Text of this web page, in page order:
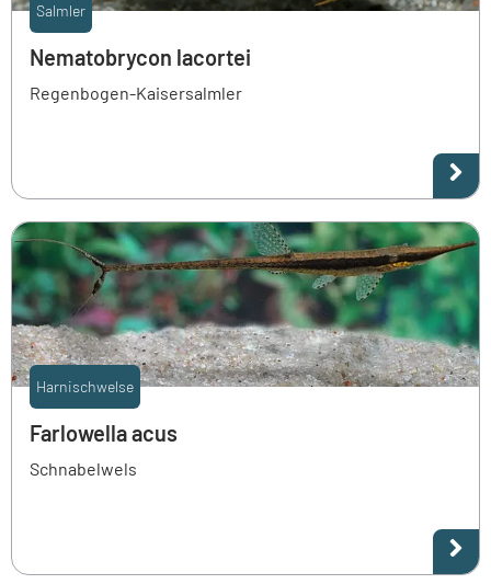
Salmler
Nematobrycon lacortei
Regenbogen-Kaisersalmler
Harnischwelse
Farlowella acus
Schnabelwels